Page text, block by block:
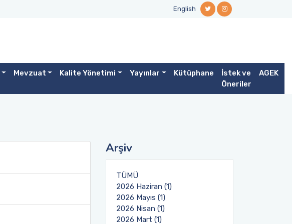
English
Mevzuat Kalite Yönetimi Yayınlar Kütüphane
İstek ve
Öneriler
AGEK
Arşiv
TÜMÜ
2026 Haziran (1)
2026 Mayıs (1)
2026 Nisan (1)
2026 Mart (1)